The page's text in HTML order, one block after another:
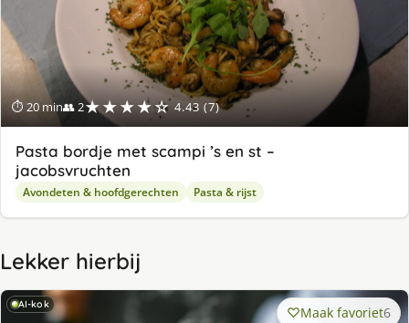
⏱ 20 min👥 2★★★★☆ 4.43 (7)
Pasta bordje met scampi ’s en st –
jacobsvruchten
Avondeten & hoofdgerechten Pasta & rijst
Lekker hierbij
AI-kok Maak favoriet6